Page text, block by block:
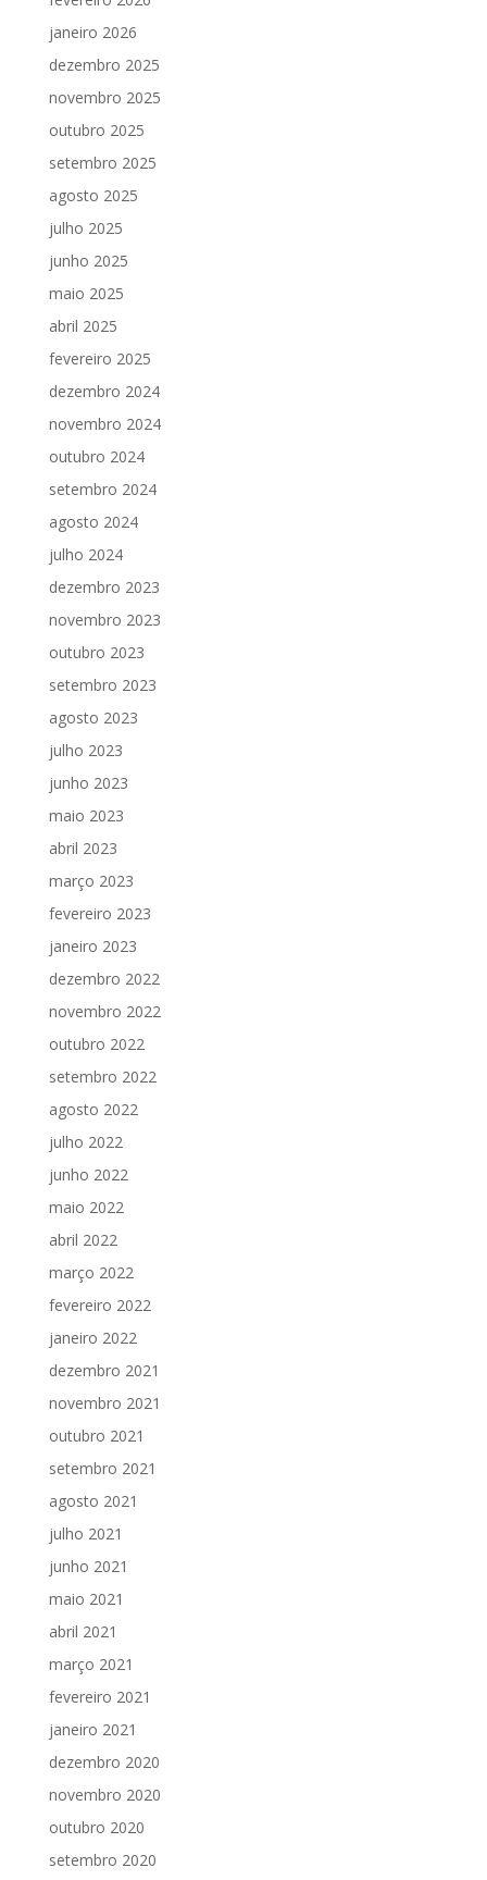
janeiro 2026
dezembro 2025
novembro 2025
outubro 2025
setembro 2025
agosto 2025
julho 2025
junho 2025
maio 2025
abril 2025
fevereiro 2025
dezembro 2024
novembro 2024
outubro 2024
setembro 2024
agosto 2024
julho 2024
dezembro 2023
novembro 2023
outubro 2023
setembro 2023
agosto 2023
julho 2023
junho 2023
maio 2023
abril 2023
março 2023
fevereiro 2023
janeiro 2023
dezembro 2022
novembro 2022
outubro 2022
setembro 2022
agosto 2022
julho 2022
junho 2022
maio 2022
abril 2022
março 2022
fevereiro 2022
janeiro 2022
dezembro 2021
novembro 2021
outubro 2021
setembro 2021
agosto 2021
julho 2021
junho 2021
maio 2021
abril 2021
março 2021
fevereiro 2021
janeiro 2021
dezembro 2020
novembro 2020
outubro 2020
setembro 2020